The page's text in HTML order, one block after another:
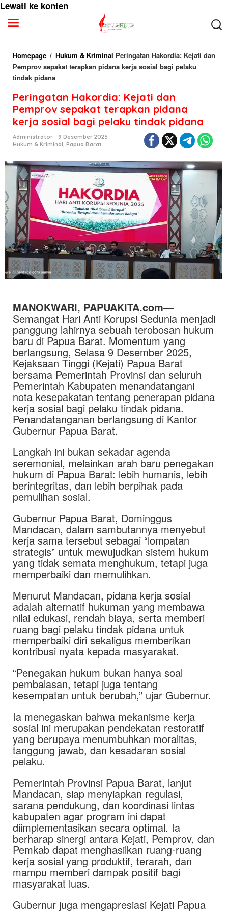
Lewati ke konten
Homepage / Hukum & Kriminal Peringatan Hakordia: Kejati dan
Pemprov sepakat terapkan pidana kerja sosial bagi pelaku
tindak pidana
Peringatan Hakordia: Kejati dan
Pemprov sepakat terapkan pidana
kerja sosial bagi pelaku tindak pidana
Administrator
9 Desember 2025
Hukum & Kriminal, Papua Barat
MANOKWARI, PAPUAKITA.com—
Semangat Hari Anti Korupsi Sedunia menjadi
panggung lahirnya sebuah terobosan hukum
baru di Papua Barat. Momentum yang
berlangsung, Selasa 9 Desember 2025,
Kejaksaan Tinggi (Kejati) Papua Barat
bersama Pemerintah Provinsi dan seluruh
Pemerintah Kabupaten menandatangani
nota kesepakatan tentang penerapan pidana
kerja sosial bagi pelaku tindak pidana.
Penandatanganan berlangsung di Kantor
Gubernur Papua Barat.
Langkah ini bukan sekadar agenda
seremonial, melainkan arah baru penegakan
hukum di Papua Barat: lebih humanis, lebih
berintegritas, dan lebih berpihak pada
pemulihan sosial.
Gubernur Papua Barat, Dominggus
Mandacan, dalam sambutannya menyebut
kerja sama tersebut sebagai “lompatan
strategis” untuk mewujudkan sistem hukum
yang tidak semata menghukum, tetapi juga
memperbaiki dan memulihkan.
Menurut Mandacan, pidana kerja sosial
adalah alternatif hukuman yang membawa
nilai edukasi, rendah biaya, serta memberi
ruang bagi pelaku tindak pidana untuk
memperbaiki diri sekaligus memberikan
kontribusi nyata kepada masyarakat.
“Penegakan hukum bukan hanya soal
pembalasan, tetapi juga tentang
kesempatan untuk berubah,” ujar Gubernur.
Ia menegaskan bahwa mekanisme kerja
sosial ini merupakan pendekatan restoratif
yang berupaya menumbuhkan moralitas,
tanggung jawab, dan kesadaran sosial
pelaku.
Pemerintah Provinsi Papua Barat, lanjut
Mandacan, siap menyiapkan regulasi,
sarana pendukung, dan koordinasi lintas
kabupaten agar program ini dapat
diimplementasikan secara optimal. Ia
berharap sinergi antara Kejati, Pemprov, dan
Pemkab dapat menghasilkan ruang-ruang
kerja sosial yang produktif, terarah, dan
mampu memberi dampak positif bagi
masyarakat luas.
Gubernur juga mengapresiasi Kejati Papua